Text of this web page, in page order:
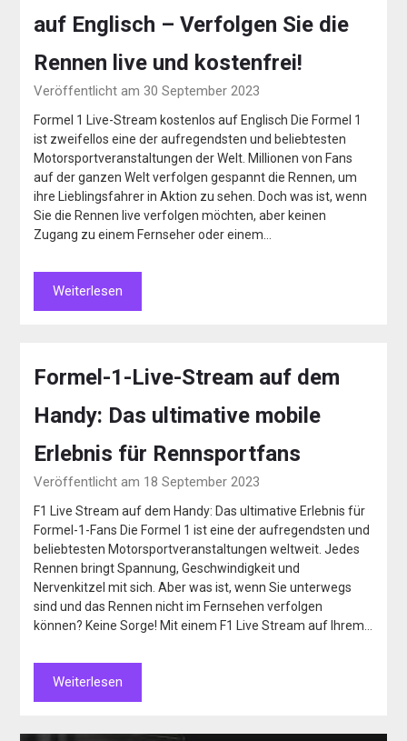
auf Englisch – Verfolgen Sie die
Rennen live und kostenfrei!
Veröffentlicht am 30 September 2023
Formel 1 Live-Stream kostenlos auf Englisch Die Formel 1
ist zweifellos eine der aufregendsten und beliebtesten
Motorsportveranstaltungen der Welt. Millionen von Fans
auf der ganzen Welt verfolgen gespannt die Rennen, um
ihre Lieblingsfahrer in Aktion zu sehen. Doch was ist, wenn
Sie die Rennen live verfolgen möchten, aber keinen
Zugang zu einem Fernseher oder einem…
Weiterlesen
Formel-1-Live-Stream auf dem
Handy: Das ultimative mobile
Erlebnis für Rennsportfans
Veröffentlicht am 18 September 2023
F1 Live Stream auf dem Handy: Das ultimative Erlebnis für
Formel-1-Fans Die Formel 1 ist eine der aufregendsten und
beliebtesten Motorsportveranstaltungen weltweit. Jedes
Rennen bringt Spannung, Geschwindigkeit und
Nervenkitzel mit sich. Aber was ist, wenn Sie unterwegs
sind und das Rennen nicht im Fernsehen verfolgen
können? Keine Sorge! Mit einem F1 Live Stream auf Ihrem…
Weiterlesen